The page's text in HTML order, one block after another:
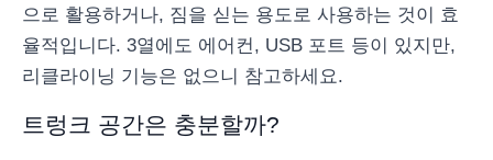
으로 활용하거나, 짐을 싣는 용도로 사용하는 것이 효
율적입니다. 3열에도 에어컨, USB 포트 등이 있지만,
리클라이닝 기능은 없으니 참고하세요.
트렁크 공간은 충분할까?